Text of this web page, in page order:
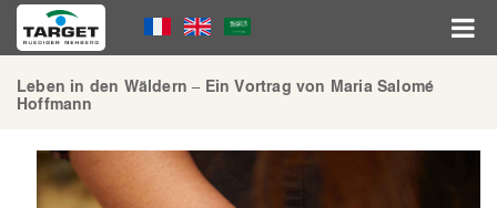
Direkt
zum
Inhalt
Language
Menu
Hauptnavigation
Leben in den Wäldern – Ein Vortrag von Maria Salomé
Hoffmann